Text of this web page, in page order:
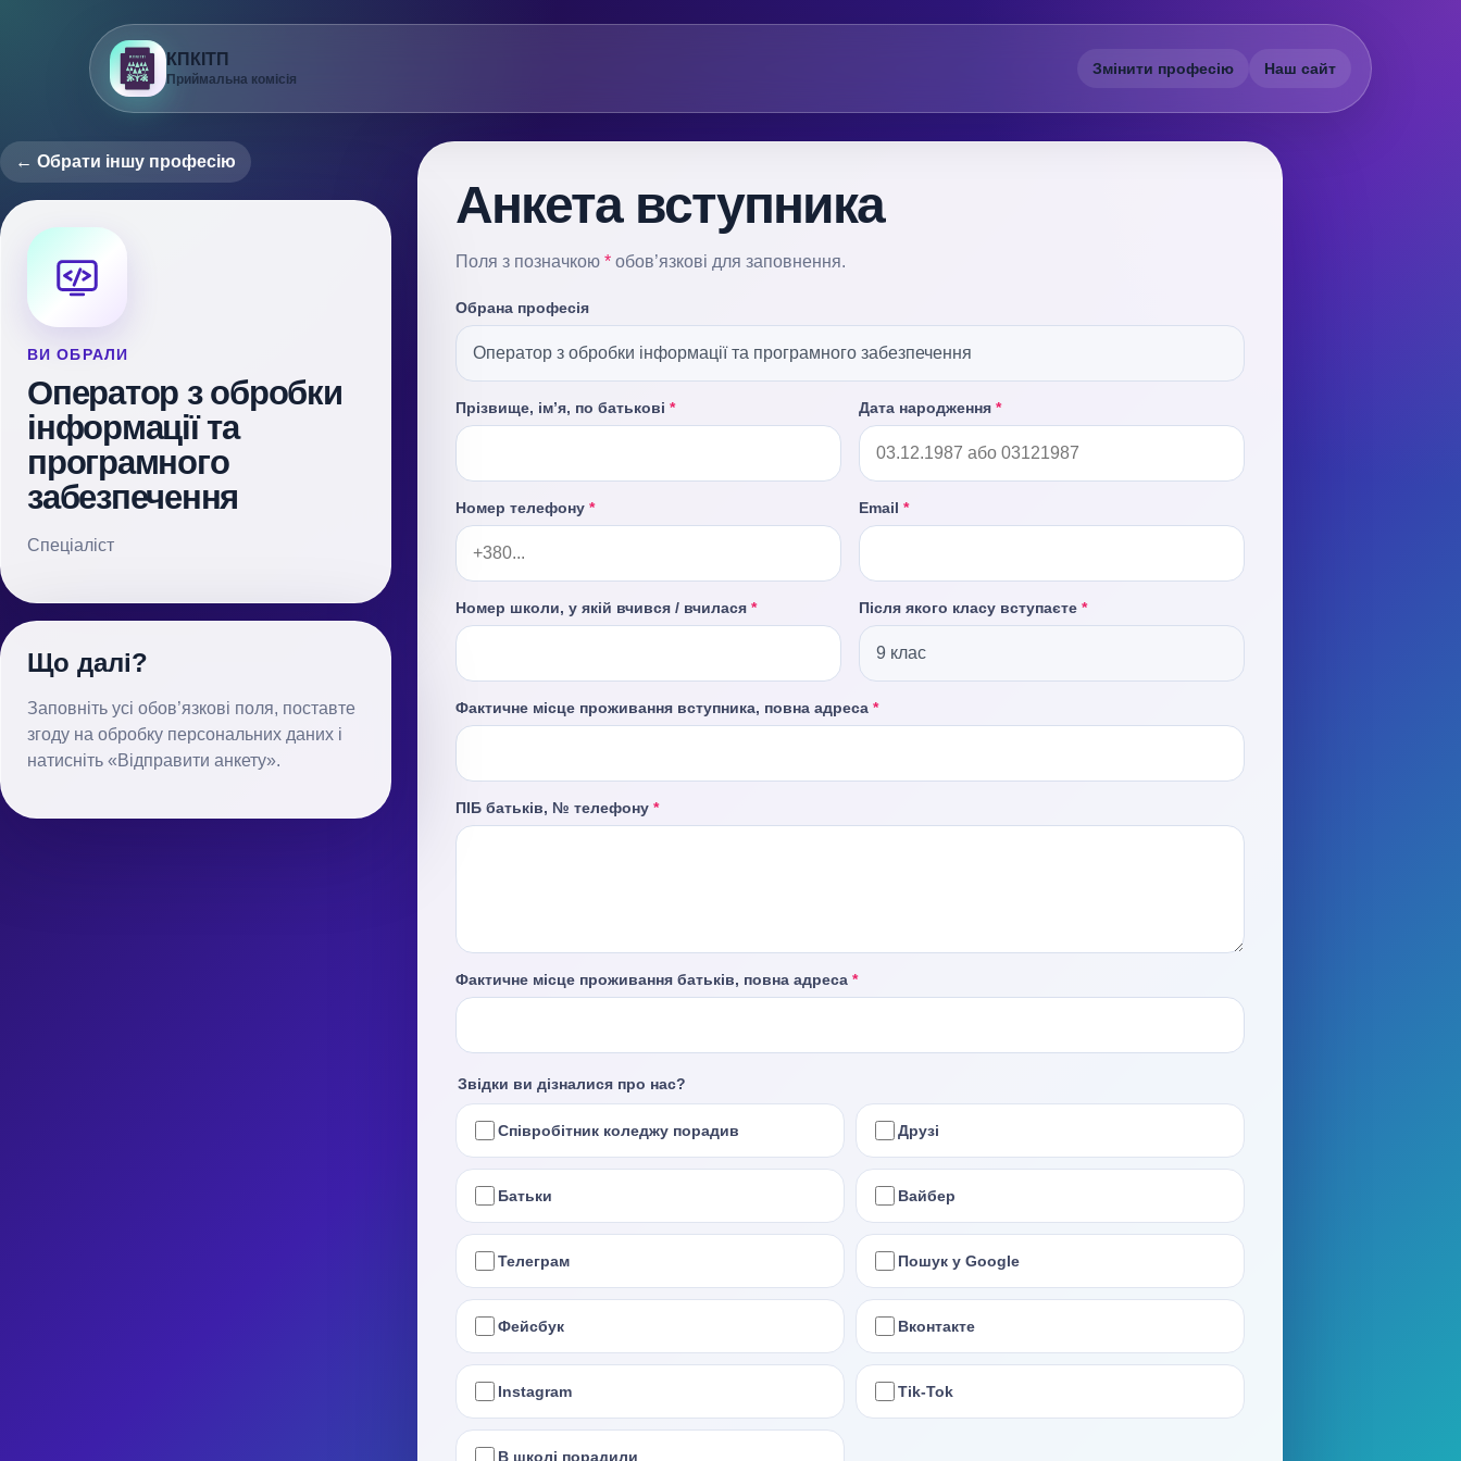
КПКІТП
Приймальна комісія
Змінити професію Наш сайт
← Обрати іншу професію
ВИ ОБРАЛИ
Оператор з обробки
інформації та
програмного
забезпечення
Спеціаліст
Що далі?
Заповніть усі обов’язкові поля, поставте
згоду на обробку персональних даних і
натисніть «Відправити анкету».
Анкета вступника
Поля з позначкою * обов’язкові для заповнення.
Обрана професія
Прізвище, ім’я, по батькові * Дата народження *
Номер телефону * Email *
Номер школи, у якій вчився / вчилася * Після якого класу вступаєте *
Фактичне місце проживання вступника, повна адреса *
ПІБ батьків, № телефону *
Фактичне місце проживання батьків, повна адреса *
Звідки ви дізналися про нас?
Співробітник коледжу порадив Друзі
Батьки Вайбер
Телеграм Пошук у Google
Фейсбук Вконтакте
Instagram Tik-Tok
В школі порадили